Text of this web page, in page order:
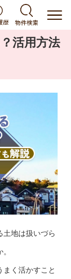
活用方法
土地は扱いづら
く活かすこと